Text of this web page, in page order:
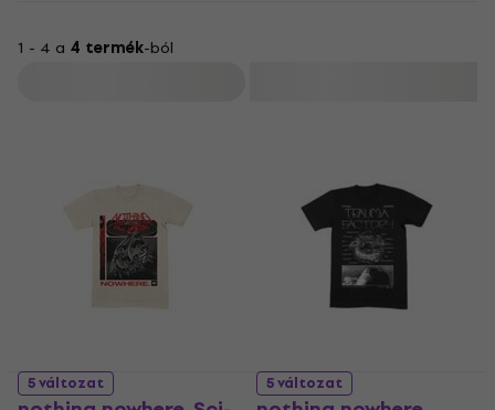
1 - 4 a 4 termék-ból
5 változat 5 változat